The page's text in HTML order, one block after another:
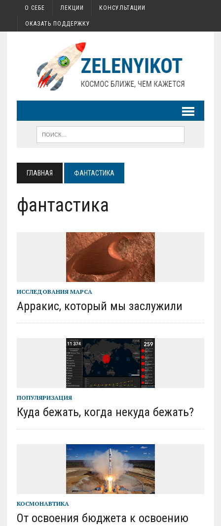
О СЕБЕ ЛЕКЦИИ КОНСУЛЬТАЦИИ
ОКАЗАТЬ ПОДДЕРЖКУ
ГЛАВНАЯ ФАНТАСТИКА
фантастика
ИССЛЕДОВАНИЯ МАРСА
Арракис, который мы заслужили
ПОПУЛЯРИЗАЦИЯ
Куда бежать, когда некуда бежать?
КОСМОНАВТИКА
От освоения бюджета к освоению